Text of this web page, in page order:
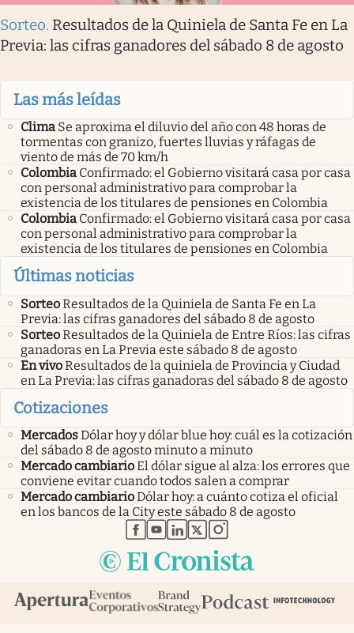
Sorteo. Resultados de la Quiniela de Santa Fe en La
Previa: las cifras ganadores del sábado 8 de agosto
Las más leídas
Clima Se aproxima el diluvio del año con 48 horas de
tormentas con granizo, fuertes lluvias y ráfagas de
viento de más de 70 km/h
Colombia Confirmado: el Gobierno visitará casa por casa
con personal administrativo para comprobar la
existencia de los titulares de pensiones en Colombia
Colombia Confirmado: el Gobierno visitará casa por casa
con personal administrativo para comprobar la
existencia de los titulares de pensiones en Colombia
Últimas noticias
SorteoResultados de la Quiniela de Santa Fe en La
Previa: las cifras ganadores del sábado 8 de agosto
SorteoResultados de la Quiniela de Entre Ríos: las cifras
ganadoras en La Previa este sábado 8 de agosto
En vivoResultados de la quiniela de Provincia y Ciudad
en La Previa: las cifras ganadoras del sábado 8 de agosto
Cotizaciones
MercadosDólar hoy y dólar blue hoy: cuál es la cotización
del sábado 8 de agosto minuto a minuto
Mercado cambiarioEl dólar sigue al alza: los errores que
conviene evitar cuando todos salen a comprar
Mercado cambiarioDólar hoy: a cuánto cotiza el oficial
en los bancos de la City este sábado 8 de agosto
abre en nueva pestaña
abre en nueva pestaña
abre en nueva pestaña
abre en nueva pestaña
abre en nueva pestaña